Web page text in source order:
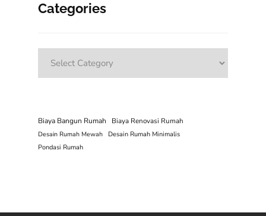
Categories
Biaya Bangun Rumah Biaya Renovasi Rumah
Desain Rumah Mewah
Desain Rumah Minimalis
Pondasi Rumah